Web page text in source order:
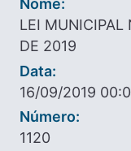
Nome:
LEI MUNICIPAL
DE 2019
Data:
16/09/2019
Número:
1120